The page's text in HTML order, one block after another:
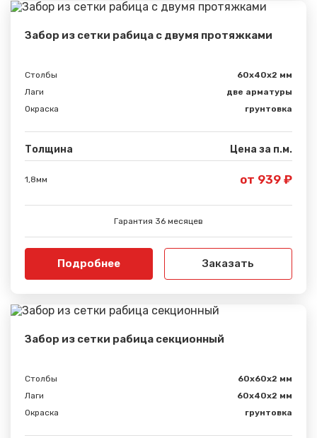
Забор из сетки рабица с двумя протяжками
Столбы
60х40х2 мм
Лаги
две арматуры
Окраска
грунтовка
Толщина Цена за п.м.
1,8мм от 939 ₽
Гарантия 36 месяцев
Подробнее Заказать
Забор из сетки рабица секционный
Столбы
60х60х2 мм
Лаги
60х40х2 мм
Окраска
грунтовка